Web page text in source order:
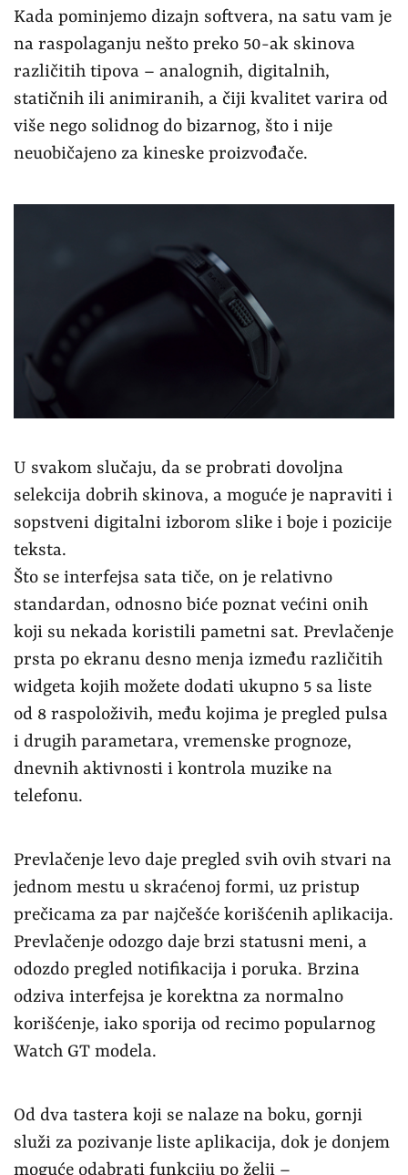
Kada pominjemo dizajn softvera, na satu vam je
na raspolaganju nešto preko 50-ak skinova
različitih tipova – analognih, digitalnih,
statičnih ili animiranih, a čiji kvalitet varira od
više nego solidnog do bizarnog, što i nije
neuobičajeno za kineske proizvođače.
U svakom slučaju, da se probrati dovoljna
selekcija dobrih skinova, a moguće je napraviti i
sopstveni digitalni izborom slike i boje i pozicije
teksta.
Što se interfejsa sata tiče, on je relativno
standardan, odnosno biće poznat većini onih
koji su nekada koristili pametni sat. Prevlačenje
prsta po ekranu desno menja između različitih
widgeta kojih možete dodati ukupno 5 sa liste
od 8 raspoloživih, među kojima je pregled pulsa
i drugih parametara, vremenske prognoze,
dnevnih aktivnosti i kontrola muzike na
telefonu.
Prevlačenje levo daje pregled svih ovih stvari na
jednom mestu u skraćenoj formi, uz pristup
prečicama za par najčešće korišćenih aplikacija.
Prevlačenje odozgo daje brzi statusni meni, a
odozdo pregled notifikacija i poruka. Brzina
odziva interfejsa je korektna za normalno
korišćenje, iako sporija od recimo popularnog
Watch GT modela.
Od dva tastera koji se nalaze na boku, gornji
služi za pozivanje liste aplikacija, dok je donjem
moguće odabrati funkciju po želji –